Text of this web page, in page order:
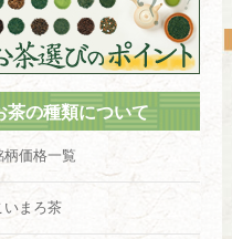
茶の種類について
柄価格一覧
いまろ茶